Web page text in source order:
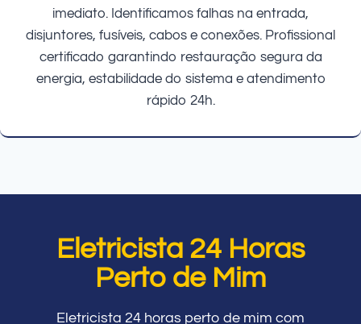
imediato. Identificamos falhas na entrada,
disjuntores, fusíveis, cabos e conexões. Profissional
certificado garantindo restauração segura da
energia, estabilidade do sistema e atendimento
rápido 24h.
Eletricista 24 Horas
Perto de Mim
Eletricista 24 horas perto de mim com